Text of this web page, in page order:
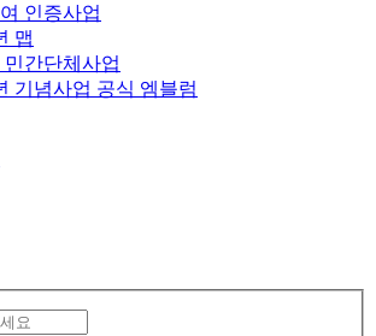
인증사업
맵
민간단체사업
기념사업 공식 엠블럼